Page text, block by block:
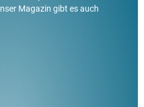
Magazin gibt es auch